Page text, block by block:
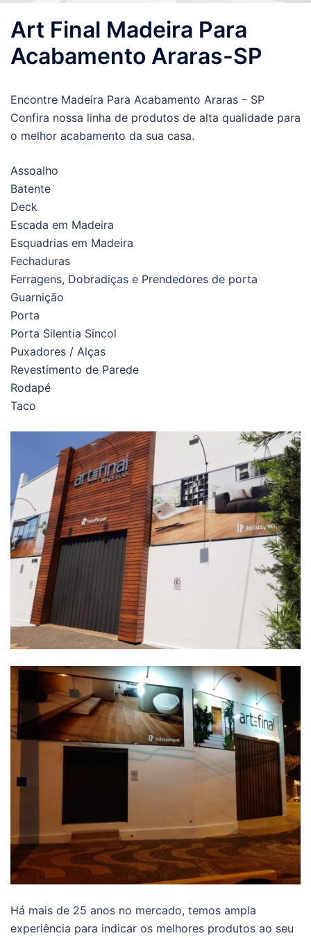
Art Final Madeira Para
Acabamento Araras-SP
Encontre Madeira Para Acabamento Araras – SP
Confira nossa linha de produtos de alta qualidade para
o melhor acabamento da sua casa.
Assoalho
Batente
Deck
Escada em Madeira
Esquadrias em Madeira
Fechaduras
Ferragens, Dobradiças e Prendedores de porta
Guarnição
Porta
Porta Silentia Sincol
Puxadores / Alças
Revestimento de Parede
Rodapé
Taco
Há mais de 25 anos no mercado, temos ampla
experiência para indicar os melhores produtos ao seu